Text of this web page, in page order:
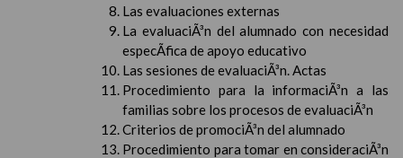
Las evaluaciones externas
La evaluaciÃ³n del alumnado con necesidad
especÃ­fica de apoyo educativo
Las sesiones de evaluaciÃ³n. Actas
Procedimiento para la informaciÃ³n a las
familias sobre los procesos de evaluaciÃ³n
Criterios de promociÃ³n del alumnado
Procedimiento para tomar en consideraciÃ³n